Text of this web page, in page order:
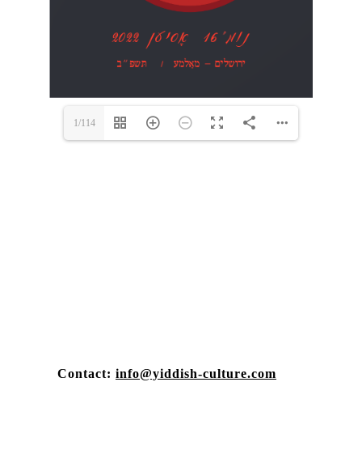
1/114
Contact: info@yiddish-culture.com